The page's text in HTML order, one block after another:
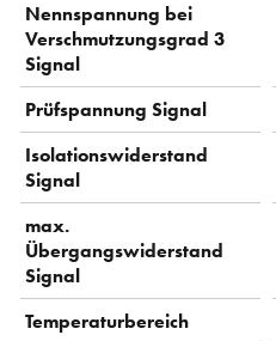
Nennspannung bei
Verschmutzungsgrad 3
Signal
Prüfspannung Signal
Isolationswiderstand
Signal
max.
Übergangswiderstand
Signal
Temperaturbereich